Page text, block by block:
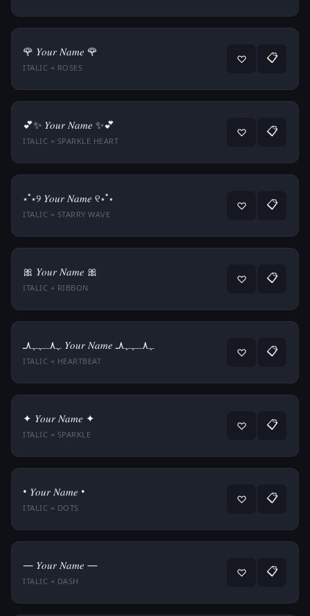
🌹 𝑌𝑜𝑢𝑟 𝑁𝑎𝑚𝑒 🌹
ITALIC + ROSES
♡ 📋
💕✨ 𝑌𝑜𝑢𝑟 𝑁𝑎𝑚𝑒 ✨💕
ITALIC + SPARKLE HEART
♡ 📋
⋆˚⋆୨ 𝑌𝑜𝑢𝑟 𝑁𝑎𝑚𝑒 ୧⋆˚⋆
ITALIC + STARRY WAVE
♡ 📋
🎀 𝑌𝑜𝑢𝑟 𝑁𝑎𝑚𝑒 🎀
ITALIC + RIBBON
♡ 📋
ﮩ٨ـﮩﮩ٨ـ 𝑌𝑜𝑢𝑟 𝑁𝑎𝑚𝑒 ﮩ٨ـﮩﮩ٨ـ
ITALIC + HEARTBEAT
♡ 📋
✦ 𝑌𝑜𝑢𝑟 𝑁𝑎𝑚𝑒 ✦
ITALIC + SPARKLE
♡ 📋
• 𝑌𝑜𝑢𝑟 𝑁𝑎𝑚𝑒 •
ITALIC + DOTS
♡ 📋
— 𝑌𝑜𝑢𝑟 𝑁𝑎𝑚𝑒 —
ITALIC + DASH
♡ 📋